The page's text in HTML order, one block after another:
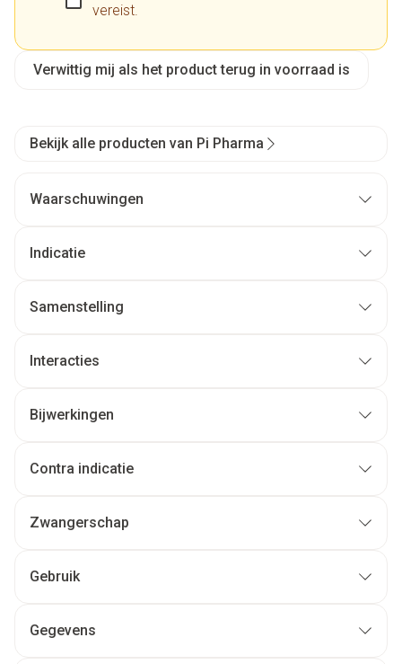
vereist.
Verwittig mij als het product terug in voorraad is
Bekijk alle producten van Pi Pharma
Waarschuwingen
Indicatie
Samenstelling
Interacties
Bijwerkingen
Contra indicatie
Zwangerschap
Gebruik
Gegevens